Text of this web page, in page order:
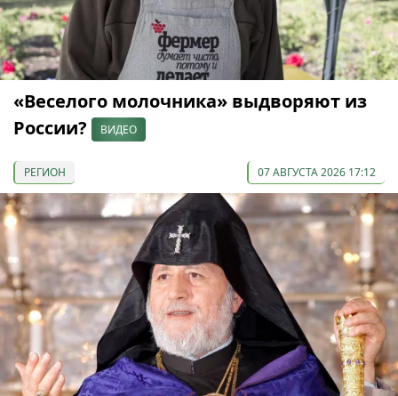
«Веселого молочника» выдворяют из
России?
ВИДЕО
РЕГИОН 07 АВГУСТА 2026 17:12